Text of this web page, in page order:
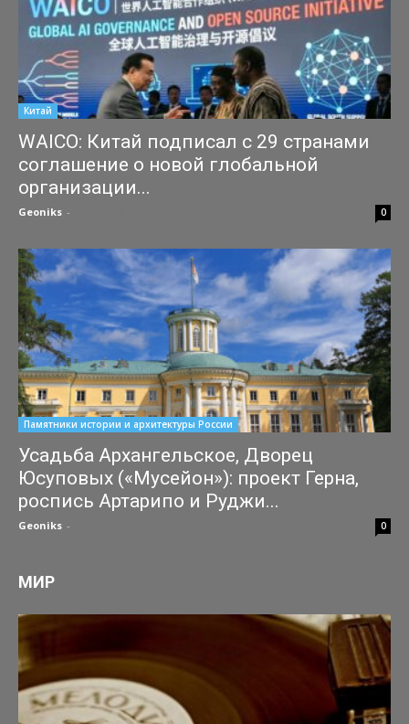
Китай
WAICO: Китай подписал с 29 странами
соглашение о новой глобальной
организации...
Geoniks - 0
Памятники истории и архитектуры России
Усадьба Архангельское, Дворец
Юсуповых («Мусейон»): проект Герна,
роспись Артарипо и Руджи...
Geoniks - 0
МИР